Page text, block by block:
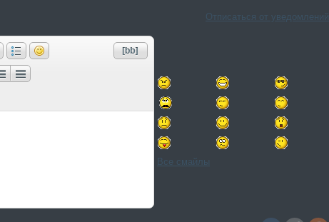
Отписаться от уведомлений
Все смайлы